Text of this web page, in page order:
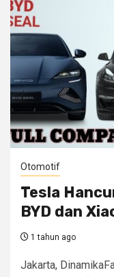
Otomotif
Tesla
BYD dan
1 tahun ago
Jakarta,